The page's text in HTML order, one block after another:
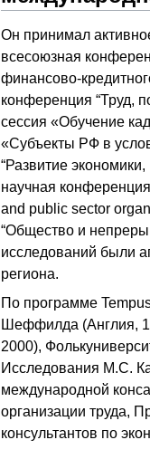
Он принимал
всесоюзная
финансово-
конференция “Труд,
сессия «Обучение
«Субъекты РФ в
“Развитие
научная
and public sector
“Общество и
исследований были
региона.
По программе
Шеффилда (Англия,
2000),
Исследования М.С.
международной
организации труда,
консультантов по